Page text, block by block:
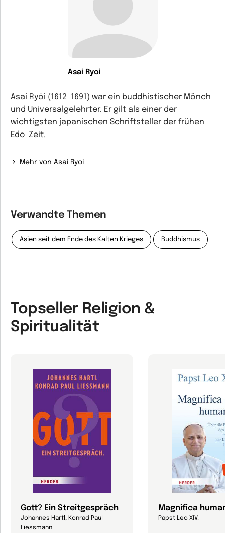
Asai Ryoi
Asai Ryōi (1612-1691) war ein buddhistischer Mönch
und Universalgelehrter. Er gilt als einer der
wichtigsten japanischen Schriftsteller der frühen
Edo-Zeit.
Mehr von Asai Ryoi
Verwandte Themen
Asien seit dem Ende des Kalten Krieges Buddhismus
Topseller Religion &
Spiritualität
Gott? Ein Streitgespräch
Johannes Hartl, Konrad Paul
Liessmann
Magnifica
Papst Leo XIV.